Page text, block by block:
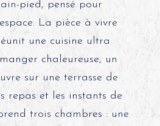
pied, pensé pour
La pièce à vivre
une cuisine ultra
chaleureuse, un
sur une terrasse de
repas et les instants de
trois chambres : une